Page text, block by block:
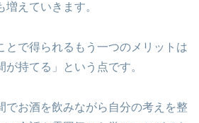
増えていきます。
とで得られるもう一つのメリットは
が持てる」という点です。
でお酒を飲みながら自分の考えを整